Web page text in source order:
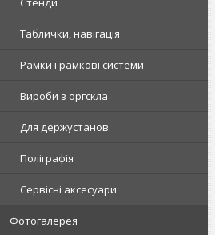
Таблички, навігація
Рамки і рамкові системи
Вироби з оргскла
Для держустанов
Поліграфія
Сервісні аксесуари
Фотогалерея